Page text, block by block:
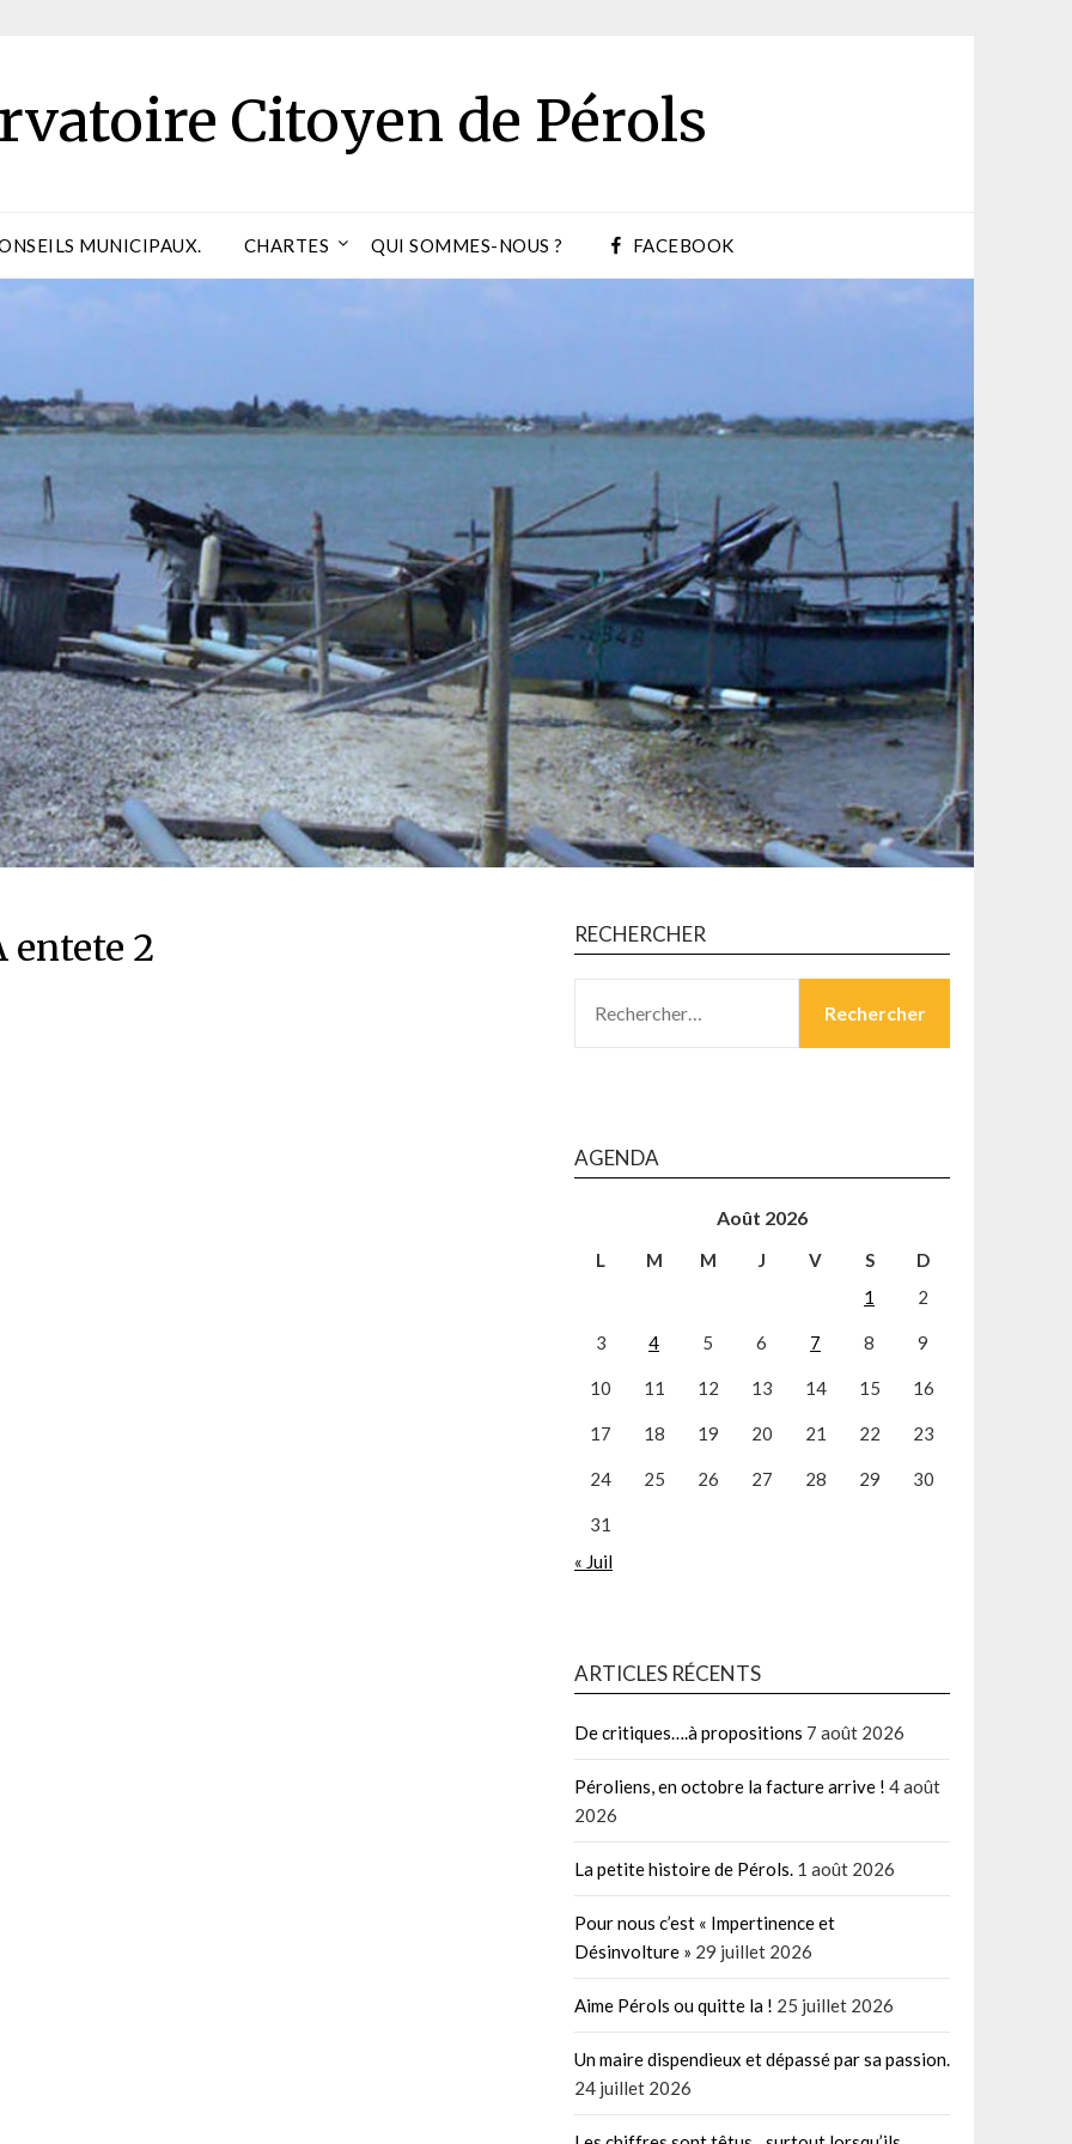
Citoyen de Pérols
MUNICIPAUX. CHARTES QUI SOMMES-NOUS ? FACEBOOK
entete 2 RECHERCHER
AGENDA
Août 2026
L M M J V S
D
1
2
3 4 5 6 7 8 9
10 11 12 13 14 15 16
17 18 19 20 21 22 23
24 25 26 27 28 29 30
31
« Juil
ARTICLES RÉCENTS
De critiques….à propositions 7 août 2026
Péroliens, en octobre la facture arrive ! 4 août
2026
La petite histoire de Pérols. 1 août 2026
Pour nous c’est « Impertinence et
Désinvolture » 29 juillet 2026
Aime Pérols ou quitte la ! 25 juillet 2026
Un maire dispendieux et dépassé par sa passion.
24 juillet 2026